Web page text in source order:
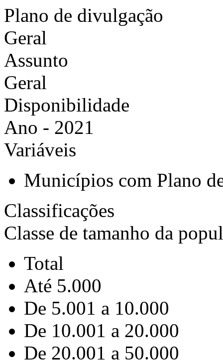
Plano de divulgação
Geral
Assunto
Geral
Disponibilidade
Ano - 2021
Variáveis
Municípios com Plano
Classificações
Classe de tamanho da
Total
Até 5.000
De 5.001 a 10.000
De 10.001 a 20.000
De 20.001 a 50.000